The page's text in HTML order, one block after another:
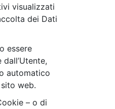
visualizzati
dei Dati
essere
automatico
web.
– o di